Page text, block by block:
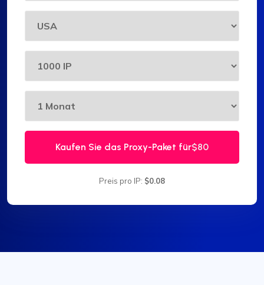
Kaufen Sie das Proxy-Paket für$80
Preis pro IP: $0.08